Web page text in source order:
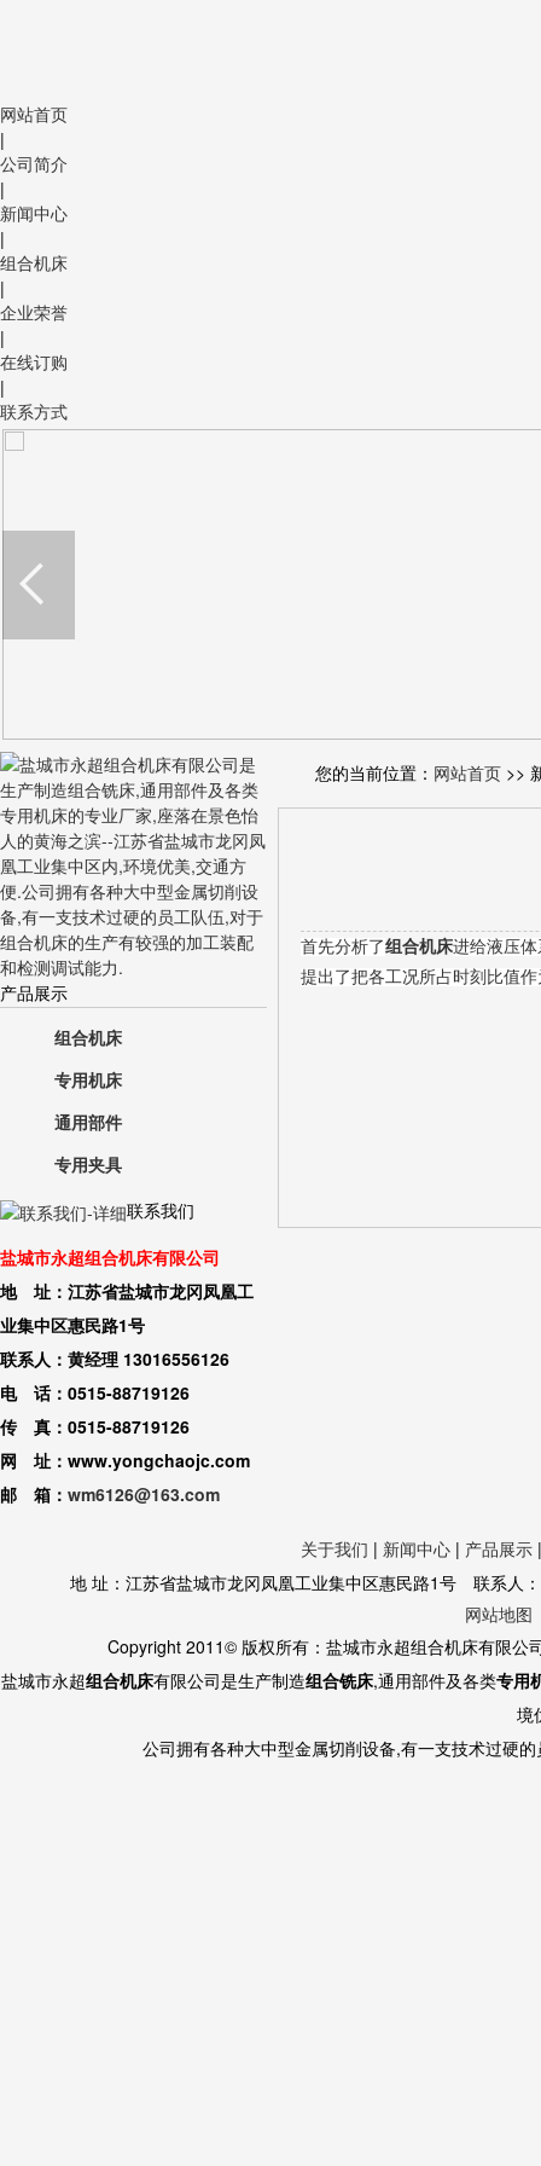
网站首页
|
公司简介
|
新闻中心
|
组合机床
|
企业荣誉
|
在线订购
|
联系方式
产品展示
组合机床
专用机床
通用部件
专用夹具
联系我们
盐城市永超组合机床有限公司
地 址：江苏省盐城市龙冈凤凰工
业集中区惠民路1号
联系人：黄经理 13016556126
电 话：0515-88719126
传 真：0515-88719126
网 址：www.yongchaojc.com
邮 箱： wm6126@163.com
您的当前位置： 网站首页 >>
首先分析了组合机床进给液压
提出了把各工况所占时刻比值
关于我们 | 新闻中心 | 产品展示
地 址：江苏省盐城市龙冈凤凰工业集中区惠民路1号 联系
网站地图
Copyright 2011© 版权所有：盐城市永超组合机床有限
盐城市永超组合机床有限公司是生产制造组合铣床,通用部件及各类专用
境
公司拥有各种大中型金属切削设备,有一支技术过硬